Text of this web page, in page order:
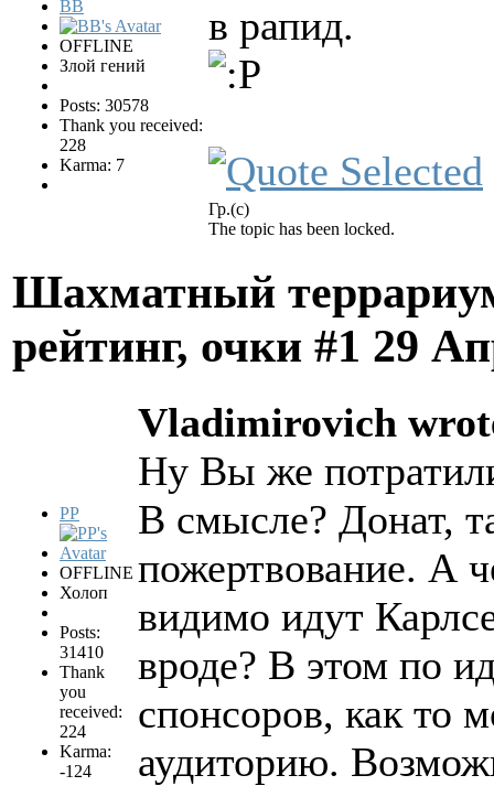
BB
OFFLINE
Злой гений
Posts: 30578
Thank you received:
228
Karma: 7
в рапид.
Гр.(с)
The topic has been locked.
Шахматный
рейтинг, очки #1 29
PP
OFFLINE
Холоп
Posts:
31410
Thank
you
received:
224
Karma:
-124
Vladimirovich
Ну Вы же
В смысле? Донат,
пожертвование. А
видимо идут
вроде? В этом по
спонсоров, как то
аудиторию.